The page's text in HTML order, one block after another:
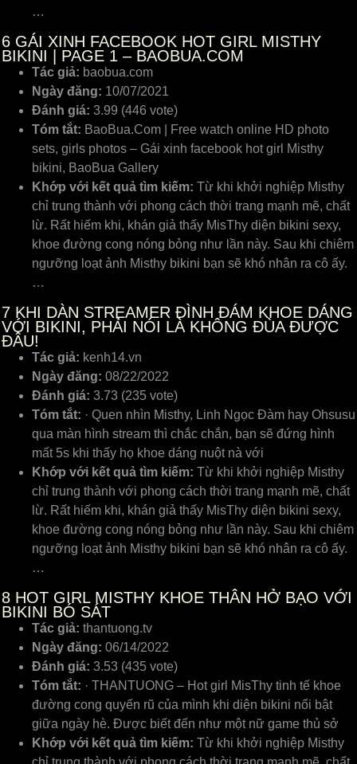
…
6 GÁI XINH FACEBOOK HOT GIRL MISTHY
BIKINI | PAGE 1 – BAOBUA.COM
Tác giả: baobua.com
Ngày đăng: 10/07/2021
Đánh giá: 3.99 (446 vote)
Tóm tắt: BaoBua.Com | Free watch online HD photo
sets, girls photos – Gái xinh facebook hot girl Misthy
bikini, BaoBua Gallery
Khớp với kết quả tìm kiếm: Từ khi khởi nghiệp Misthy
chỉ trung thành với phong cách thời trang mạnh mẽ, chất
lừ. Rất hiếm khi, khán giả thấy MisThy diện bikini sexy,
khoe đường cong nóng bỏng như lần này. Sau khi chiêm
ngưỡng loạt ảnh Misthy bikini bạn sẽ khó nhân ra cô ấy.
…
7 KHI DÀN STREAMER ĐÌNH ĐÁM KHOE DÁNG
VỚI BIKINI, PHẢI NÓI LÀ KHÔNG ĐÙA ĐƯỢC
ĐÂU!
Tác giả: kenh14.vn
Ngày đăng: 08/22/2022
Đánh giá: 3.73 (235 vote)
Tóm tắt: · Quen nhìn Misthy, Linh Ngọc Đàm hay Ohsusu
qua màn hình stream thì chắc chắn, bạn sẽ đứng hình
mất 5s khi thấy họ khoe dáng nuột nà với
Khớp với kết quả tìm kiếm: Từ khi khởi nghiệp Misthy
chỉ trung thành với phong cách thời trang mạnh mẽ, chất
lừ. Rất hiếm khi, khán giả thấy MisThy diện bikini sexy,
khoe đường cong nóng bỏng như lần này. Sau khi chiêm
ngưỡng loạt ảnh Misthy bikini bạn sẽ khó nhân ra cô ấy.
…
8 HOT GIRL MISTHY KHOE THÂN HỞ BẠO VỚI
BIKINI BÓ SÁT
Tác giả: thantuong.tv
Ngày đăng: 06/14/2022
Đánh giá: 3.53 (435 vote)
Tóm tắt: · THANTUONG – Hot girl MisThy tinh tế khoe
đường cong quyến rũ của mình khi diện bikini nổi bật
giữa ngày hè. Được biết đến như một nữ game thủ sở
Khớp với kết quả tìm kiếm: Từ khi khởi nghiệp Misthy